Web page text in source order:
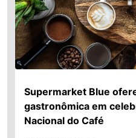
Supermarket Blue
gastronômica em
Nacional do Café